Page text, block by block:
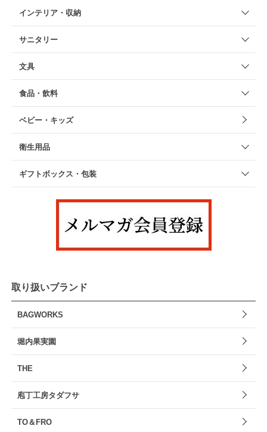
インテリア・収納
サニタリー
文具
食品・飲料
ベビー・キッズ
衛生用品
ギフトボックス・包装
取り扱いブランド
BAGWORKS
堀内果実園
THE
庖丁工房タダフサ
TO＆FRO